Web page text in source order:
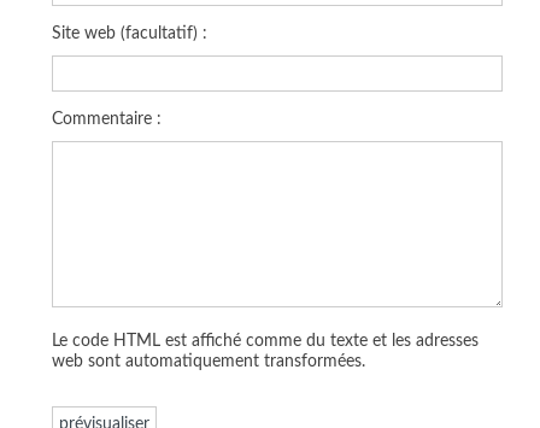
Site web (facultatif) :
Commentaire :
Le code HTML est affiché comme du texte et les adresses
web sont automatiquement transformées.